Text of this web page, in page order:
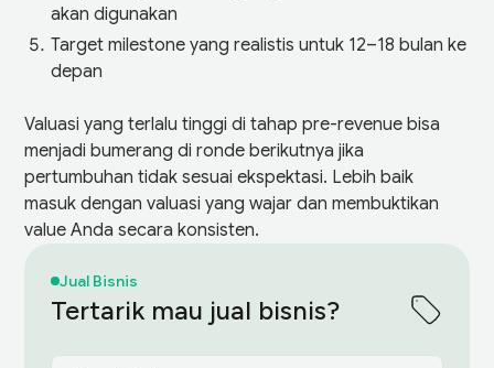
akan digunakan
Target milestone yang realistis untuk 12–18 bulan ke
depan
Valuasi yang terlalu tinggi di tahap pre-revenue bisa
menjadi bumerang di ronde berikutnya jika
pertumbuhan tidak sesuai ekspektasi. Lebih baik
masuk dengan valuasi yang wajar dan membuktikan
value Anda secara konsisten.
Jual Bisnis
Tertarik mau jual bisnis?